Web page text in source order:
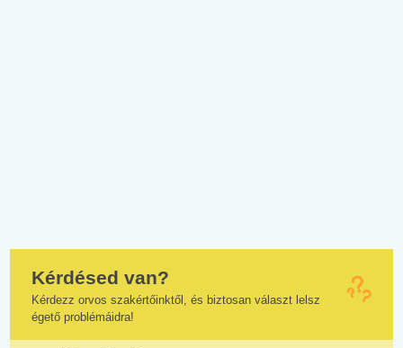
Kérdésed van?
Kérdezz orvos szakértőinktől, és biztosan választ lelsz
égető problémáidra!